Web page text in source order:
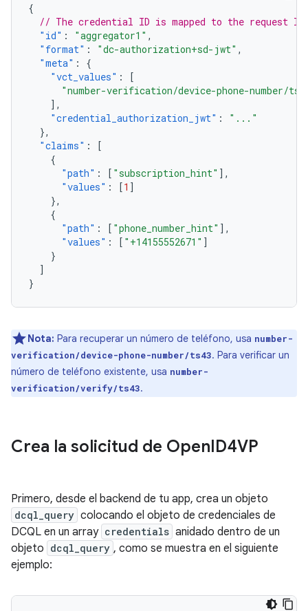
{
// The credential ID is mapped to the request
"id" : "aggregator1" ,
"format" : "dc-authorization+sd-jwt" ,
"meta" :
{
"vct_values" :
[
"number-verification/device-phone-number/
],
"credential_authorization_jwt" :
"..."
},
"claims" :
[
{
"path" : [ "subscription_hint" ],
"values" : [1 ]
},
{
"path" : [ "phone_number_hint" ],
"values" : [ "+14155552671" ]
}
]
}
Nota: Para recuperar un número de teléfono, usa number-
verification/device-phone-number/ts43. Para verificar un
número de teléfono existente, usa number-
verification/verify/ts43.
Crea la solicitud de OpenID4VP
Primero, desde el backend de tu app, crea un objeto
dcql_query colocando el objeto de credenciales de
DCQL en un array credentials anidado dentro de un
objeto dcql_query , como se muestra en el siguiente
ejemplo: